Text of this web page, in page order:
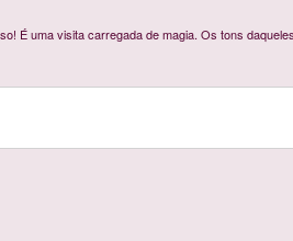
É uma visita carregada de magia. Os tons